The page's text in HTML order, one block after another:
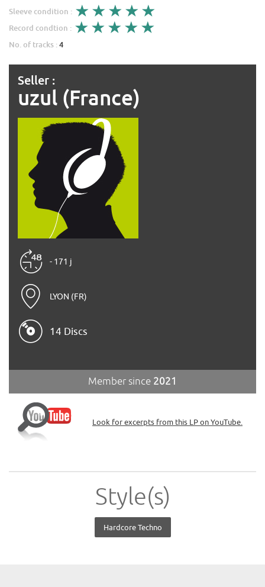
Sleeve condition :
Record condtion :
No. of tracks :4
Seller :
uzul (France)
- 171 j
LYON (FR)
14 Discs
Member since 2021
Look for excerpts from this LP on YouTube.
Style(s)
Hardcore Techno